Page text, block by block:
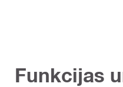
Funkcijas